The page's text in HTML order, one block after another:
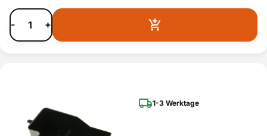
- +
1-3 Werktage